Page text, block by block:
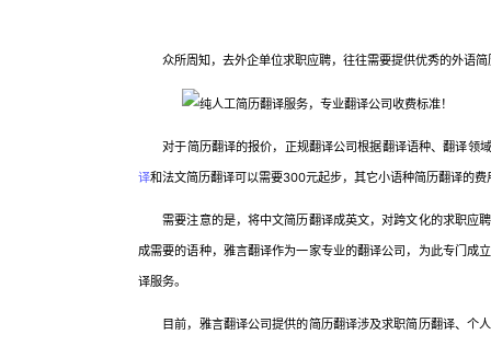
众所周知，去外企单位求职应聘，往往需要提供优秀的外语简
对于简历翻译的报价，正规翻译公司根据翻译语种、翻译领
译和法文简历翻译可以需要300元起步，其它小语种简历翻译的费
需要注意的是，将中文简历翻译成英文，对跨文化的求职应
成需要的语种，雅言翻译作为一家专业的翻译公司，为此专门成
译服务。
目前，雅言翻译公司提供的简历翻译涉及求职简历翻译、个